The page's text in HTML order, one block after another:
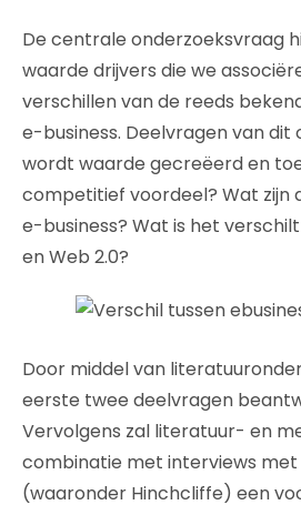
De centrale onderzoeksvraag
waarde drijvers die we
verschillen van de reeds
e-business. Deelvragen van dit
wordt waarde gecreëerd en
competitief voordeel? Wat zijn
e-business? Wat is het
en Web 2.0?
Door middel van
eerste twee deelvragen
Vervolgens zal literatuur- en
combinatie met interviews met
(waaronder Hinchcliffe) een